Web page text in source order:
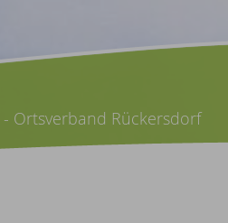
- Ortsverband Rückersdorf